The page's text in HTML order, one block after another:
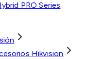
PRO Series
Hikvision